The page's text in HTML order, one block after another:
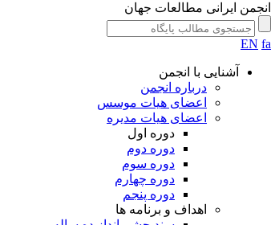
انجمن ایرانی مطالعات جهان
EN fa
آشنایی با انجمن
درباره انجمن
اعضای هیات موسس
اعضای هیات مدیره
دوره اول
دوره دوم
دوره سوم
دوره چهارم
دوره پنجم
اهداف و برنامه ها